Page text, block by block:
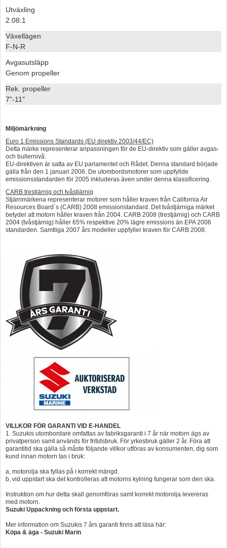
Utväxling
2.08:1
Växellägen
F-N-R
Avgasutsläpp
Genom propeller
Rek. propeller
7"-11"
Miljömärkning
Euro 1 Emissions Standards (EU direktiv 2003/44/EC)
Detta märke representerar anpassningen för de EU-direktiv som gäller avgas-
och bullernivå.
EU-direktiven är satta av EU parlamentet och Rådet. Denna standard började
gälla från den 1 januari 2006. De utombordsmotorer som uppfyllde
emissionsstandarden för 2005 inkluderas även under denna klassificering.
CARB trestjärnig och tvåstjärnig
Stjärnmärkena representerar motorer som håller kraven från California Air
Resources Board´s (CARB) 2008 emissionstandard. Det tvåstjärniga märket
betyder att motorn håller kraven från 2004. CARB 2008 (trestjärnig) och CARB
2004 (tvåstjärnig) håller 65% respektive 20% lägre emissions än EPA 2006
standarden. Samtliga 2007 års modeller uppfyller kraven för CARB 2008.
VILLKOR FÖR GARANTI VID E-HANDEL
1. Suzukis utombordare omfattas av fabriksgaranti i 7 år när motorn ägs av
privatperson samt används för fritidsbruk. För yrkesbruk gäller 2 år. Föra att
garantitid ska gälla så måste följande villkor utföras av konsumenten, dig som
kund innan motorn tas i bruk:
a, motorolja ska fyllas på i korrekt mängd.
b, vid uppstart ska det kontrolleras att motorns kylning fungerar som den ska.
Instruktion om hur detta skall genomföras samt korrekt motorolja levereras
med motorn.
Suzuki Uppackning och första uppstart.
Mer information om Suzukis 7 års garanti finns att läsa här:
Köpa & äga - Suzuki Marin